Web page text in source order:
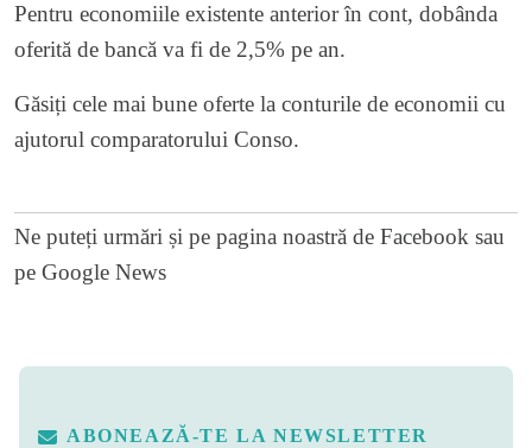
Pentru economiile existente anterior în cont, dobânda
oferită de bancă va fi de 2,5% pe an.
Găsiți cele mai bune oferte la conturile de economii cu
ajutorul comparatorului Conso.
Ne puteți urmări și pe pagina noastră de Facebook sau
pe Google News
ABONEAZĂ-TE LA NEWSLETTER